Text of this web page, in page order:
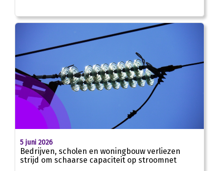
5 juni 2026
Bedrijven, scholen en woningbouw verliezen
strijd om schaarse capaciteit op stroomnet